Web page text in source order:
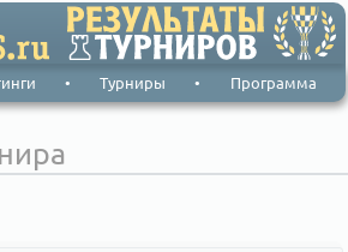
• Турниры • Программа